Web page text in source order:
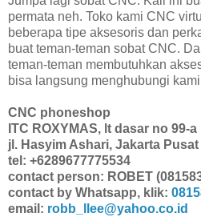
permata neh. Toko kami CNC
beberapa tipe aksesoris dan
buat teman-teman sobat CNC.
teman-teman membutuhkan
bisa langsung menghubungi
CNC phoneshop
ITC ROXYMAS, lt dasar no 99-a
jl. Hasyim Ashari, Jakarta Pusat
tel: +6289677775534
contact person: ROBET
contact by Whatsapp, klik:
email: robb_llee@yahoo.co.id